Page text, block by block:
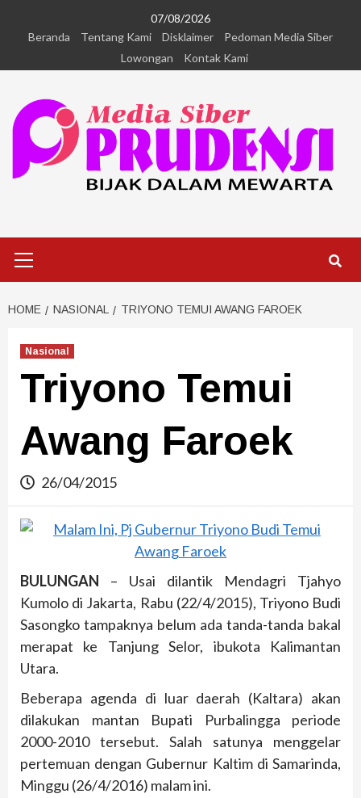
07/08/2026
Beranda
Tentang Kami Disklaimer
Pedoman Media Siber
Lowongan
Kontak Kami
HOME NASIONAL TRIYONO TEMUI AWANG FAROEK
Nasional
Triyono Temui
Awang Faroek
26/04/2015
BULUNGAN – Usai dilantik Mendagri Tjahyo
Kumolo di Jakarta, Rabu (22/4/2015), Triyono Budi
Sasongko tampaknya belum ada tanda-tanda bakal
merapat ke Tanjung Selor, ibukota Kalimantan
Utara.
Beberapa agenda di luar daerah (Kaltara) akan
dilakukan mantan Bupati Purbalingga periode
2000-2010 tersebut. Salah satunya menggelar
pertemuan dengan Gubernur Kaltim di Samarinda,
Minggu (26/4/2016) malam ini.